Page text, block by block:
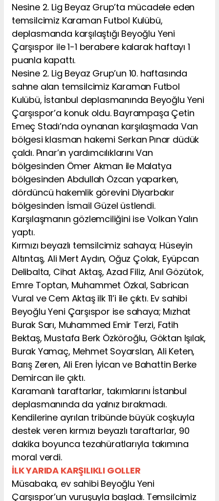
Nesine 2. Lig Beyaz Grup’ta mücadele eden
temsilcimiz Karaman Futbol Kulübü,
deplasmanda karşılaştığı Beyoğlu Yeni
Çarşıspor ile 1-1 berabere kalarak haftayı 1
puanla kapattı.
Nesine 2. Lig Beyaz Grup’un 10. haftasında
sahne alan temsilcimiz Karaman Futbol
Kulübü, İstanbul deplasmanında Beyoğlu Yeni
Çarşıspor’a konuk oldu. Bayrampaşa Çetin
Emeç Stadı’nda oynanan karşılaşmada Van
bölgesi klasman hakemi Serkan Pınar düdük
çaldı. Pınar’ın yardımcılıklarını Van
bölgesinden Ömer Akman ile Malatya
bölgesinden Abdullah Özcan yaparken,
dördüncü hakemlik görevini Diyarbakır
bölgesinden İsmail Güzel üstlendi.
Karşılaşmanın gözlemciliğini ise Volkan Yalın
yaptı.
Kırmızı beyazlı temsilcimiz sahaya; Hüseyin
Altıntaş, Ali Mert Aydın, Oğuz Çolak, Eyüpcan
Delibalta, Cihat Aktaş, Azad Filiz, Anıl Gözütok,
Emre Toptan, Muhammet Özkal, Sabrican
Vural ve Cem Aktaş ilk 11’i ile çıktı. Ev sahibi
Beyoğlu Yeni Çarşıspor ise sahaya; Mızhat
Burak Sarı, Muhammed Emir Terzi, Fatih
Bektaş, Mustafa Berk Özköroğlu, Göktan Işılak,
Burak Yamaç, Mehmet Soyarslan, Ali Keten,
Barış Zeren, Ali Eren İyican ve Bahattin Berke
Demircan ile çıktı.
Karamanlı taraftarlar, takımlarını İstanbul
deplasmanında da yalnız bırakmadı.
Kendilerine ayrılan tribünde büyük coşkuyla
destek veren kırmızı beyazlı taraftarlar, 90
dakika boyunca tezahüratlarıyla takımına
moral verdi.
İLK YARIDA KARŞILIKLI GOLLER
Müsabaka, ev sahibi Beyoğlu Yeni
Çarşıspor’un vuruşuyla başladı. Temsilcimiz